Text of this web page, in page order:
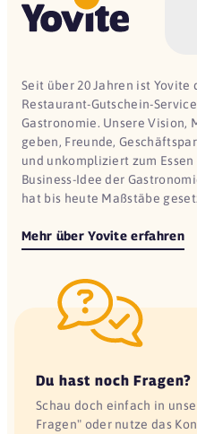
Seit über 20 Jahren ist
Restaurant-Gutschein-
Gastronomie. Unsere Vision,
geben, Freunde,
und unkompliziert zum
Business-Idee der
hat bis heute Maßstäbe
Mehr über Yovite erfahren
Du hast noch Fragen?
Schau doch einfach in
Fragen" oder nutze das